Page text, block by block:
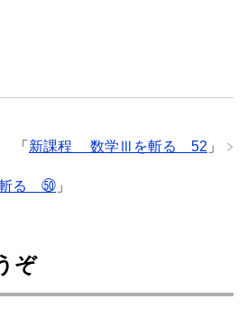
「 新課程 数学Ⅲを斬る 52 」
る ㊿ 」
ぞ